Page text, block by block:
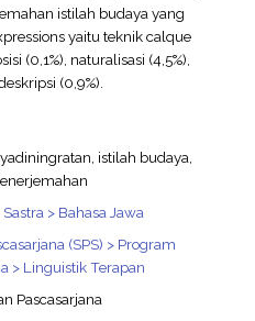
istilah budaya yang
yaitu teknik calque
(0,1%), naturalisasi (4,5%),
(0,9%).
istilah budaya,
> Bahasa Jawa
(SPS) > Program
> Linguistik Terapan
Pascasarjana